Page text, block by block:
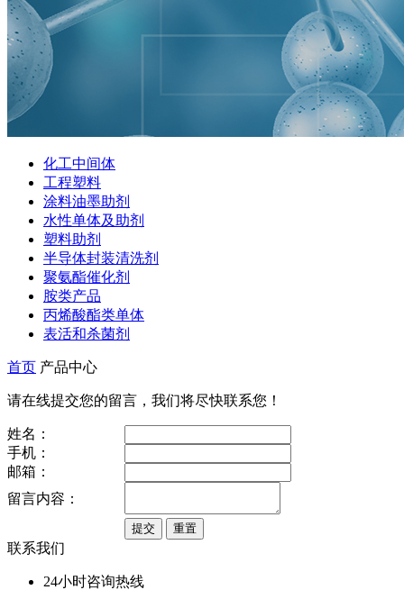
化工中间体
工程塑料
涂料油墨助剂
水性单体及助剂
塑料助剂
半导体封装清洗剂
聚氨酯催化剂
胺类产品
丙烯酸酯类单体
表活和杀菌剂
首页 产品中心
请在线提交您的留言，我们将尽快联系您！
姓名：
手机：
邮箱：
留言内容：
联系我们
24小时咨询热线